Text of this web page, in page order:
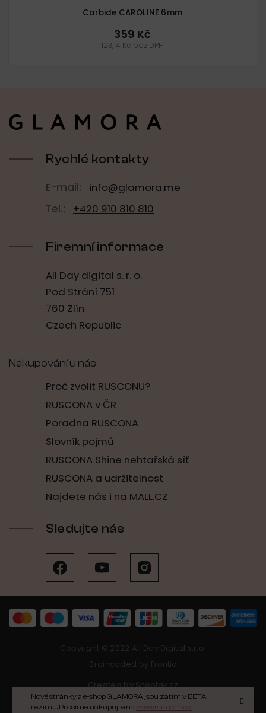
Nové stránky a e-shop GLAMORA jsou zatím v BETA
režimu. Prosíme, nakupujte na www.ruscona.cz
Carbide CAROLINE 6mm
359 Kč
123,14 Kč bez DPH
Rychlé kontakty
E-mail:
info@glamora.me
Tel.:
+420 910 810 810
Firemní informace
All Day digital s. r. o.
Pod Strání 751
760 Zlín
Czech Republic
Nakupování u nás
Proč zvolit RUSCONU?
RUSCONA v ČR
Poradna RUSCONA
Slovník pojmů
RUSCONA Shine nehtařská síť
RUSCONA a udržitelnost
Najdete nás i na MALL.CZ
Sledujte nás
Copyright © 2022 All Day Digital s.r.o.
Braincoded by Frontio
Created byShoptak.cz